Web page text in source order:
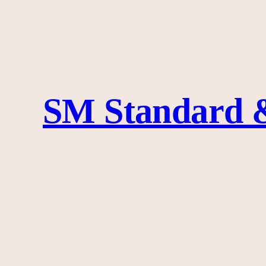
SM Standard